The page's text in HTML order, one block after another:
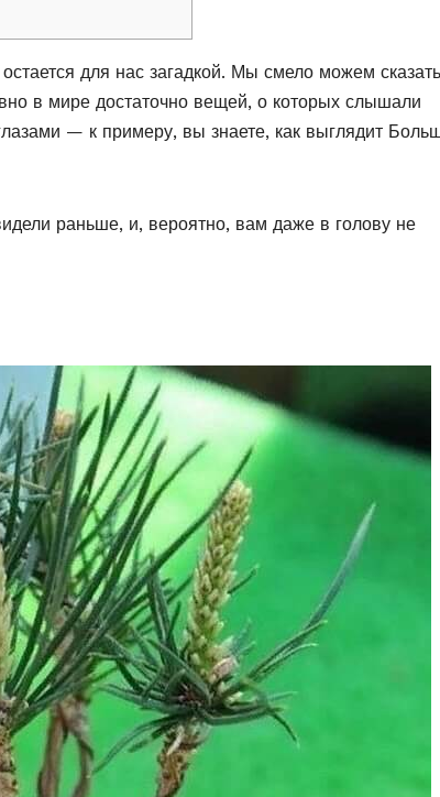
для нас загадкой. Мы смело можем
в мире достаточно вещей, о которых слышали
— к примеру, вы знаете, как выглядит
раньше, и, вероятно, вам даже в голову не